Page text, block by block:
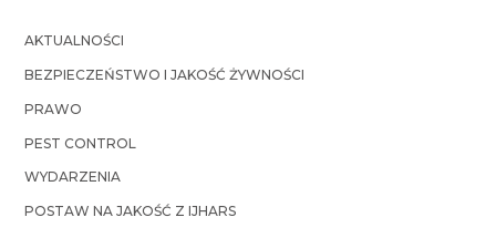
AKTUALNOŚCI
BEZPIECZEŃSTWO I JAKOŚĆ ŻYWNOŚCI
PRAWO
PEST CONTROL
WYDARZENIA
POSTAW NA JAKOŚĆ Z IJHARS